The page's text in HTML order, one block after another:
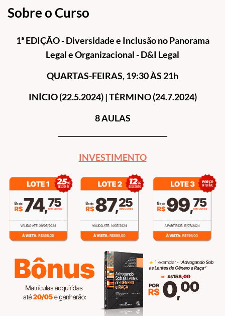
Sobre o Curso
1ª EDIÇÃO - Diversidade e Inclusão no Panorama
Legal e Organizacional - D&I Legal
QUARTAS-FEIRAS, 19:30 ÀS 21h
INÍCIO (22.5.2024) | TÉRMINO (24.7.2024)
8 AULAS
INVESTIMENTO